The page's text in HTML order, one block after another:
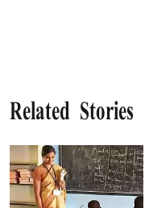
Related Stories